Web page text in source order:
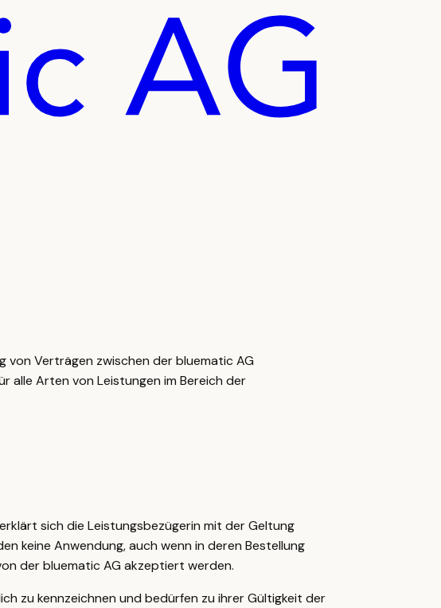
von Verträgen zwischen der bluematic AG
alle Arten von Leistungen im Bereich der
sich die Leistungsbezügerin mit der Geltung
keine Anwendung, auch wenn in deren Bestellung
der bluematic AG akzeptiert werden.
zu kennzeichnen und bedürfen zu ihrer Gültigkeit der